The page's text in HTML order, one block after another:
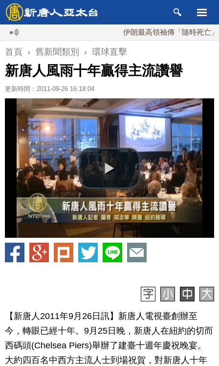
伊朗最高領袖傳「隨時死亡」 國
首頁 › 舊新聞類別 › 環球直擊
新唐人風雨十年贏得主流讚譽
更新時間：2011-09-26 16:18:04
【新唐人2011年9月26日訊】新唐人電視臺創辦至
今，轉眼已經十年。9月25日晚，新唐人在紐約的切而
西碼頭(Chelsea Piers)舉辦了建臺十週年慶祝晚宴。
大約四百名中西方主流人士到場祝賀，對新唐人十年